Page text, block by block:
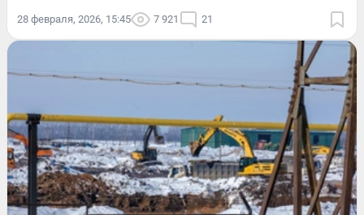
28 февраля, 2026, 15:45 7 921 21